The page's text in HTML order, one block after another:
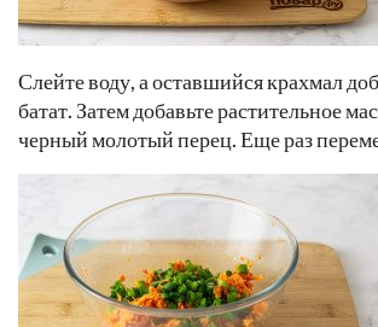
Слейте воду, а оставшийся крахмал
батат. Затем добавьте растительное
черный молотый перец. Еще раз